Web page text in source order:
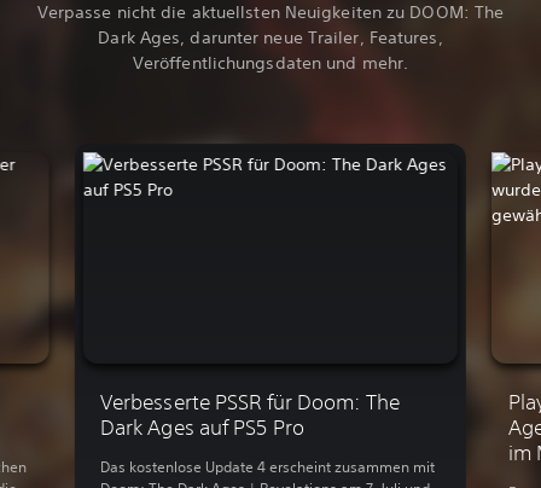
Verpasse nicht die aktuellsten Neuigkeiten zu DOOM: The
Dark Ages, darunter neue Trailer, Features,
Veröffentlichungsdaten und mehr.
Verbesserte PSSR für Doom: The
Dark Ages auf PS5 Pro
Das kostenlose Update 4 erscheint zusammen mit
im